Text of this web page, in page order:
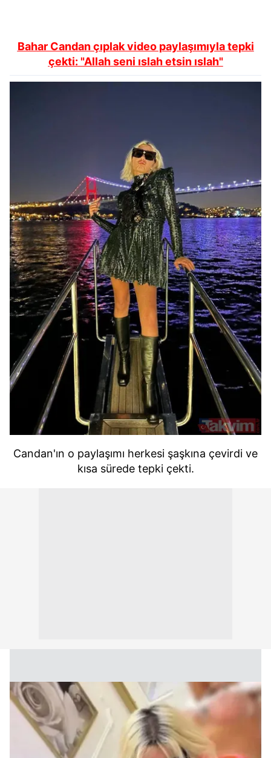
Bahar Candan çıplak video paylaşımıyla tepki
çekti: "Allah seni ıslah etsin ıslah"
Candan'ın o paylaşımı herkesi şaşkına çevirdi ve
kısa sürede tepki çekti.